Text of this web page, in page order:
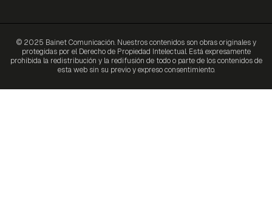
© 2025 Bainet Comunicación. Nuestros contenidos son obras originales y
protegidas por el Derecho de Propiedad Intelectual. Está expresamente
prohibida la redistribución y la redifusión de todo o parte de los contenidos de
esta web sin su previo y expreso consentimiento.